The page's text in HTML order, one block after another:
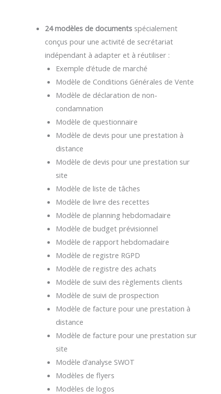
24 modèles de documents spécialement
conçus pour une activité de secrétariat
indépendant à adapter et à réutiliser :
Exemple d’étude de marché
Modèle de Conditions Générales de Vente
Modèle de déclaration de non-
condamnation
Modèle de questionnaire
Modèle de devis pour une prestation à
distance
Modèle de devis pour une prestation sur
site
Modèle de liste de tâches
Modèle de livre des recettes
Modèle de planning hebdomadaire
Modèle de budget prévisionnel
Modèle de rapport hebdomadaire
Modèle de registre RGPD
Modèle de registre des achats
Modèle de suivi des règlements clients
Modèle de suivi de prospection
Modèle de facture pour une prestation à
distance
Modèle de facture pour une prestation sur
site
Modèle d’analyse SWOT
Modèles de flyers
Modèles de logos